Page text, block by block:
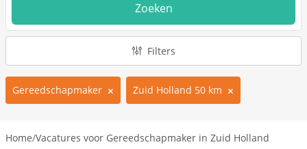
Zoeken
Filters
Gereedschapmaker Zuid Holland 50 km
Home/Vacatures voor Gereedschapmaker in Zuid Holland